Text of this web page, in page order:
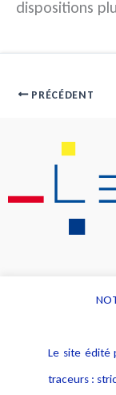
dispositions
PRÉCÉDENT
Alerte
Déclaration
Le site édité
traceurs :